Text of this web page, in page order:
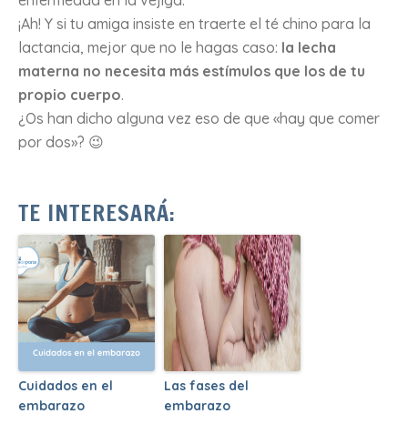
¡Ah! Y si tu amiga insiste en traerte el té chino para la
lactancia, mejor que no le hagas caso: la lecha
materna no necesita más estímulos que los de tu
propio cuerpo.
¿Os han dicho alguna vez eso de que «hay que comer
por dos»? 😉
TE INTERESARÁ:
Cuidados en el
embarazo
Las fases del
embarazo